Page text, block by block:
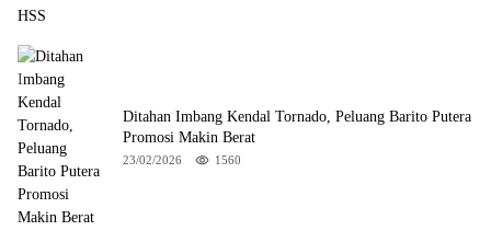
Ditahan Imbang Kendal Tornado, Peluang Barito Putera
Promosi Makin Berat
23/02/2026 1560